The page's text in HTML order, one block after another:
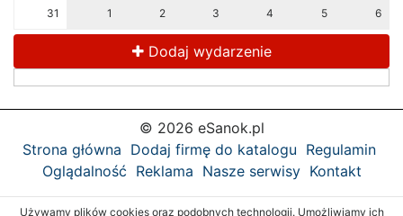
31 1 2 3 4 5 6
Dodaj wydarzenie
© 2026 eSanok.pl
Strona główna Dodaj firmę do katalogu Regulamin
Oglądalność Reklama Nasze serwisy Kontakt
Używamy plików cookies oraz podobnych technologii. Umożliwiamy ich